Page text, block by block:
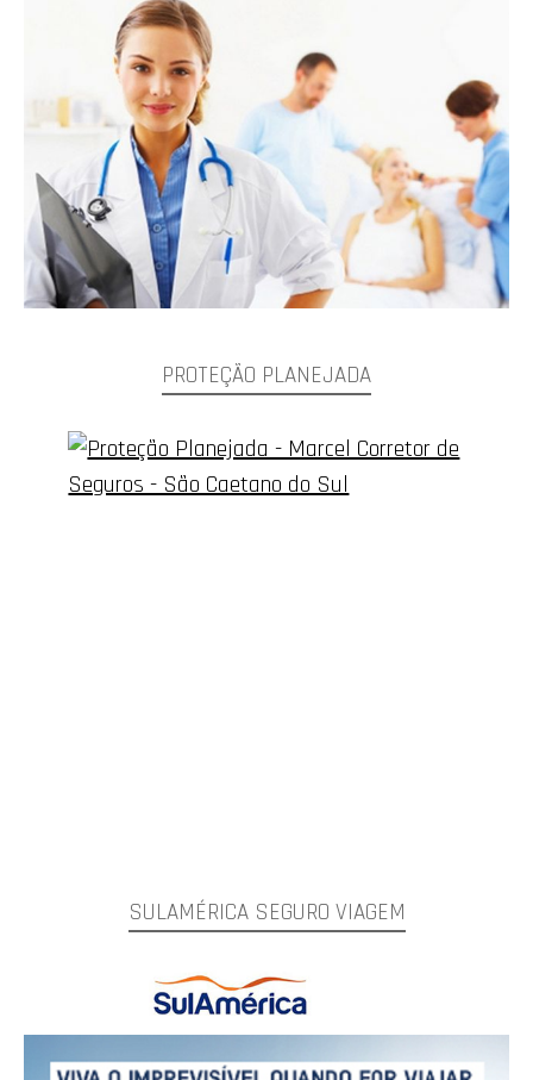
PROTEÇÃO PLANEJADA
SULAMÉRICA SEGURO VIAGEM